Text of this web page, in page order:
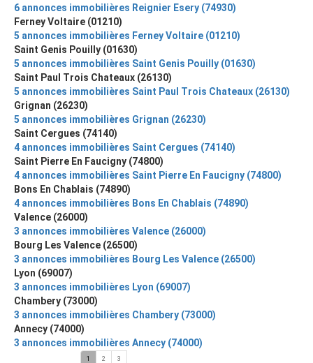
6 annonces immobilières Reignier Esery (74930)
Ferney Voltaire (01210)
5 annonces immobilières Ferney Voltaire (01210)
Saint Genis Pouilly (01630)
5 annonces immobilières Saint Genis Pouilly (01630)
Saint Paul Trois Chateaux (26130)
5 annonces immobilières Saint Paul Trois Chateaux (26130)
Grignan (26230)
5 annonces immobilières Grignan (26230)
Saint Cergues (74140)
4 annonces immobilières Saint Cergues (74140)
Saint Pierre En Faucigny (74800)
4 annonces immobilières Saint Pierre En Faucigny (74800)
Bons En Chablais (74890)
4 annonces immobilières Bons En Chablais (74890)
Valence (26000)
3 annonces immobilières Valence (26000)
Bourg Les Valence (26500)
3 annonces immobilières Bourg Les Valence (26500)
Lyon (69007)
3 annonces immobilières Lyon (69007)
Chambery (73000)
3 annonces immobilières Chambery (73000)
Annecy (74000)
3 annonces immobilières Annecy (74000)
1 2 3